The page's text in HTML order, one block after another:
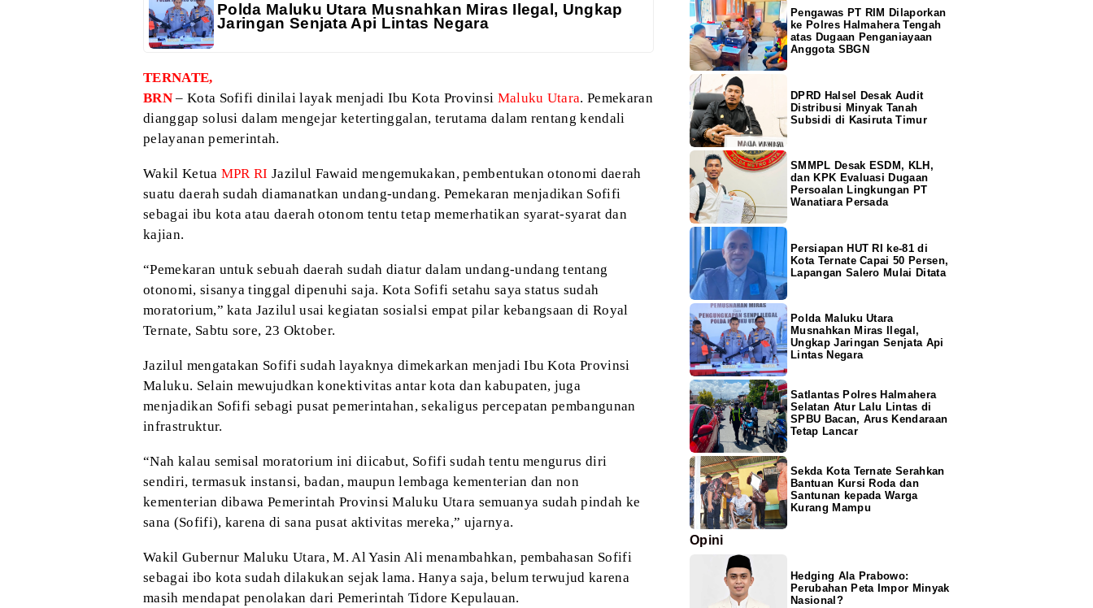
Polda Maluku Utara Musnahkan Miras Ilegal, Ungkap
Jaringan Senjata Api Lintas Negara
TERNATE,
BRN– Kota Sofifi dinilai layak menjadi Ibu Kota Provinsi Maluku Utara. Pemekaran
dianggap solusi dalam mengejar ketertinggalan, terutama dalam rentang kendali
pelayanan pemerintah.
Wakil Ketua MPR RI Jazilul Fawaid mengemukakan, pembentukanotonomi daerah
suatu daerah sudah diamanatkan undang-undang. Pemekaran menjadikan Sofifi
sebagai ibu kota atau daerah otonom tentu tetap memerhatikan syarat-syarat dan
kajian.
“Pemekaran untuk sebuah daerah sudah diatur dalam undang-undang tentang
otonomi, sisanya tinggal dipenuhi saja. Kota Sofifi setahu saya status sudah
moratorium,” kata Jazilul usai kegiatan sosialsi empat pilar kebangsaan di Royal
Ternate, Sabtu sore, 23 Oktober.
Jazilul mengatakan Sofifi sudah layaknya dimekarkan menjadi Ibu Kota Provinsi
Maluku. Selain mewujudkan konektivitas antar kota dan kabupaten, juga
menjadikan Sofifi sebagi pusat pemerintahan, sekaligus percepatan pembangunan
infrastruktur.
“Nah kalau semisal moratorium ini diicabut, Sofifi sudahtentu mengurus diri
sendiri, termasuk instansi, badan, maupun lembaga kementerian dan non
kementerian dibawa Pemerintah Provinsi Maluku Utara semuanya sudah pindah ke
sana (Sofifi), karena di sana pusat aktivitas mereka,” ujarnya.
Wakil Gubernur Maluku Utara, M. Al Yasin Ali menambahkan, pembahasan Sofifi
sebagai ibo kota sudah dilakukan sejak lama. Hanya saja, belum terwujud karena
masih mendapat penolakan dari Pemerintah Tidore Kepulauan.
Pengawas PT RIM Dilaporkan
ke Polres Halmahera Tengah
atas Dugaan Penganiayaan
Anggota SBGN
DPRD Halsel Desak Audit
Distribusi Minyak Tanah
Subsidi di Kasiruta Timur
SMMPL Desak ESDM, KLH,
dan KPK Evaluasi Dugaan
Persoalan Lingkungan PT
Wanatiara Persada
Persiapan HUT RI ke-81 di
Kota Ternate Capai 50 Persen,
Lapangan Salero Mulai Ditata
Polda Maluku Utara
Musnahkan Miras Ilegal,
Ungkap Jaringan Senjata Api
Lintas Negara
Satlantas Polres Halmahera
Selatan Atur Lalu Lintas di
SPBU Bacan, Arus Kendaraan
Tetap Lancar
Sekda Kota Ternate Serahkan
Bantuan Kursi Roda dan
Santunan kepada Warga
Kurang Mampu
Opini
Hedging Ala Prabowo:
Perubahan Peta Impor Minyak
Nasional?